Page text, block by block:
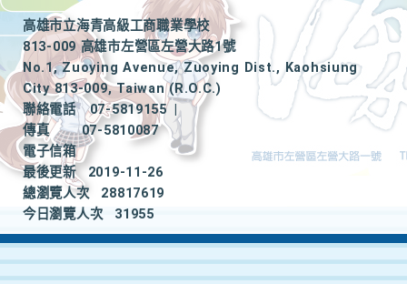
高雄市立海青高級工商職業學校
813-009 高雄市左營區左營大路1號
No.1, Zuoying Avenue, Zuoying Dist., Kaohsiung
City 813-009, Taiwan (R.O.C.)
聯絡電話
07-5819155
|
傳真
07-5810087
電子信箱
最後更新
2019-11-26
總瀏覽人次
28817619
今日瀏覽人次
31955